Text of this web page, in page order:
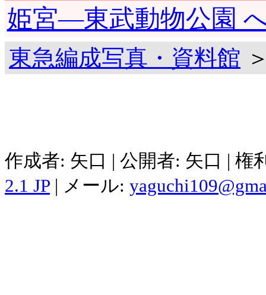
姫宮―東武動物公園
東急編成写真・資料館
作成者: 矢口 | 公開者: 矢口 |
2.1 JP | メール: